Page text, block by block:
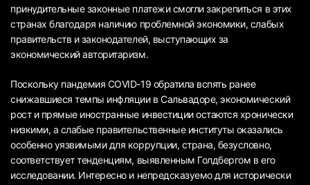
принудительные законные платежи смогли закрепиться в этих
странах благодаря наличию проблемной экономики, слабых
правительств и законодателей, выступающих за
экономический авторитаризм.
Поскольку пандемия COVID-19 обратила вспять ранее
снижавшиеся темпы инфляции в Сальвадоре, экономический
рост и прямые иностранные инвестиции остаются хронически
низкими, а слабые правительственные институты оказались
особенно уязвимыми для коррупции, страна, безусловно,
соответствует тенденциям, выявленным Голдбергом в его
исследовании. Интересно и непредсказуемо для исторически